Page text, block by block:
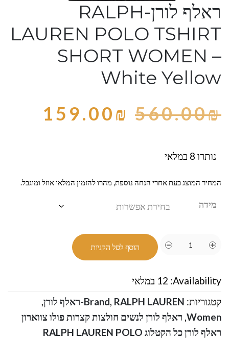
ראלף לורן-RALPH
LAUREN POLO TSHIRT
SHORT WOMEN –
White Yellow
560.00₪
159.00₪
נותרו 8 במלאי
המחיר המוצג כעת אחרי הנחה נוספת, מהרו להזמין המלאי אוזל ומוגבל.
מידה
הוסף לסל הקניות
Availability: 12 במלאי
קטגוריות:
Brand, RALPH LAUREN-ראלף לורן
,
Women
, ראלף לורן לנשים חולצות קצרות פולו צווארון
ראלף לורן כל הקטלוג RALPH LAUREN POLO